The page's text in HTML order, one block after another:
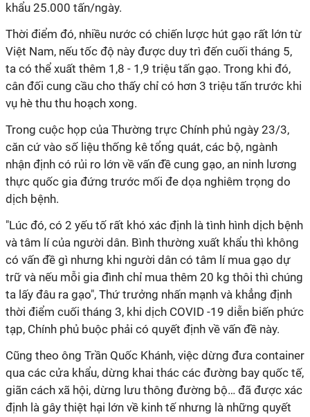
khẩu 25.000 tấn/ngày.
Thời điểm đó, nhiều nước có chiến lược hút gạo rất lớn từ
Việt Nam, nếu tốc độ này được duy trì đến cuối tháng 5,
ta có thể xuất thêm 1,8 - 1,9 triệu tấn gạo. Trong khi đó,
cân đối cung cầu cho thấy chỉ có hơn 3 triệu tấn trước khi
vụ hè thu thu hoạch xong.
Trong cuộc họp của Thường trực Chính phủ ngày 23/3,
căn cứ vào số liệu thống kê tổng quát, các bộ, ngành
nhận định có rủi ro lớn về vấn đề cung gạo, an ninh lương
thực quốc gia đứng trước mối đe dọa nghiêm trọng do
dịch bệnh.
"Lúc đó, có 2 yếu tố rất khó xác định là tình hình dịch bệnh
và tâm lí của người dân. Bình thường xuất khẩu thì không
có vấn đề gì nhưng khi người dân có tâm lí mua gạo dự
trữ và nếu mỗi gia đình chỉ mua thêm 20 kg thôi thì chúng
ta lấy đâu ra gạo", Thứ trưởng nhấn mạnh và khẳng định
thời điểm cuối tháng 3, khi dịch COVID -19 diễn biến phức
tạp, Chính phủ buộc phải có quyết định về vấn đề này.
Cũng theo ông Trần Quốc Khánh, việc dừng đưa container
qua các cửa khẩu, dừng khai thác các đường bay quốc tế,
giãn cách xã hội, dừng lưu thông đường bộ… đã được xác
định là gây thiệt hại lớn về kinh tế nhưng là những quyết